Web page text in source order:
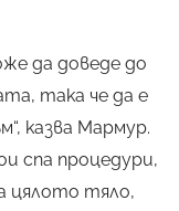
да доведе до
така че да е
казва Мармур.
спа процедури,
цялото тяло,